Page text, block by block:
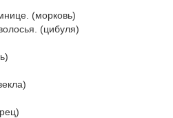
(морковь)
(цибуля)